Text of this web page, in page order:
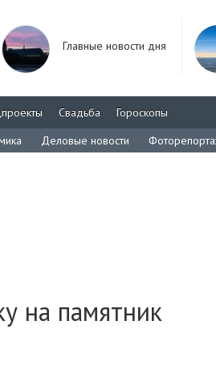
Главные новости дня
Свадьба
Гороскопы
Деловые новости
на памятник